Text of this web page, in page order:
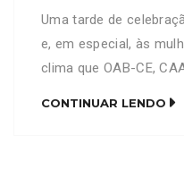
Uma tarde de
e, em especial, às
clima que OAB-CE,
CONTINUAR LENDO